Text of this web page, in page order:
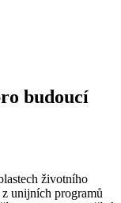
budoucí
životního
unijních programů